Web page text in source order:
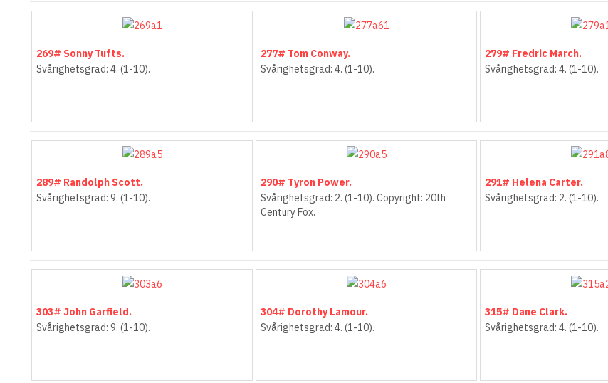
269# Sonny Tufts.
Svårighetsgrad: 4. (1-10).
277# Tom Conway.
Svårighetsgrad: 4. (1-10).
279# Fredric March.
Svårighetsgrad: 4. (1-10).
289# Randolph Scott.
Svårighetsgrad: 9. (1-10).
290# Tyron Power.
Svårighetsgrad: 2. (1-10). Copyright: 20th
Century Fox.
291# Helena Carter.
Svårighetsgrad: 2. (1-10).
303# John Garfield.
Svårighetsgrad: 9. (1-10).
304# Dorothy Lamour.
Svårighetsgrad: 4. (1-10).
315# Dane Clark.
Svårighetsgrad: 4. (1-10).